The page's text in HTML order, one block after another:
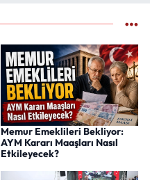
Memur Emeklileri Bekliyor:
AYM Kararı Maaşları Nasıl
Etkileyecek?